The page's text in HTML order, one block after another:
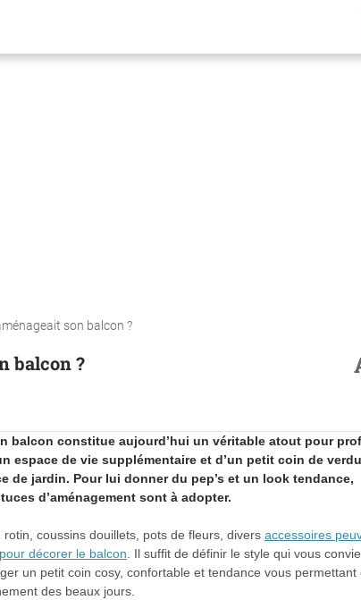
son balcon ?
balcon ?
balcon constitue aujourd’hui un véritable atout pour
espace de vie supplémentaire et d’un petit coin de
de jardin. Pour lui donner du pep’s et un look tendance,
d’aménagement sont à adopter.
rotin, coussins douillets, pots de fleurs, divers accessoires
décorer le balcon . Il suffit de définir le style qui vous
un petit coin cosy, confortable et tendance vous permettant
des beaux jours.